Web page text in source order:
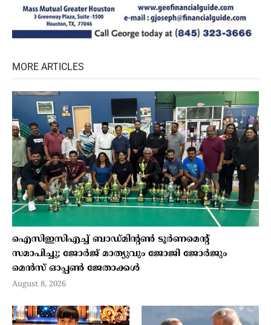
MORE ARTICLES
ഐസിഇസിഎച്ച് ബാഡ്മിന്റണ്‍ ടൂര്‍ണമെന്റ്
സമാപിച്ചു; ജോര്‍ജ് മാത്യുവും ജോജി ജോര്‍ജും
മെന്‍സ് ഓപ്പണ്‍ ജേതാക്കള്‍
August 8, 2026